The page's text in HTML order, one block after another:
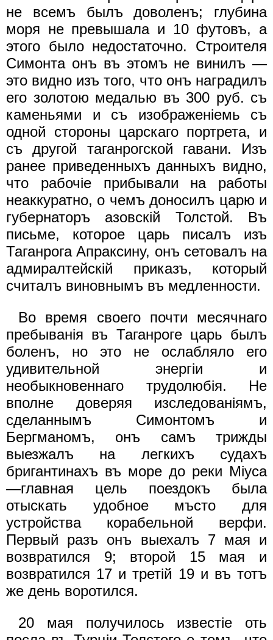
не всемъ былъ доволенъ; глубина
моря не превышала и 10 футовъ, а
этого было недостаточно. Строителя
Симонта онъ въ этомъ не винилъ —
это видно изъ того, что онъ наградилъ
его золотою медалью въ 300 руб. съ
каменьями и съ изображенiемь съ
одной стороны царскаго портрета, и
съ другой таганрогской гавани. Изъ
ранее приведенныхъ данныхъ видно,
что рабочiе прибывали на работы
неаккуратно, о чемъ доносилъ царю и
губернаторъ азовскiй Толстой. Въ
письме, которое царь писалъ изъ
Таганрога Апраксину, онъ сетовалъ на
адмиралтейскiй приказъ, который
считалъ виновнымъ въ медленности.
Во время своего почти месячнаго
пребыванiя въ Таганроге царь былъ
боленъ, но это не ослабляло его
удивительной энергiи и
необыкновеннаго трудолюбiя. Не
вполне доверяя изследованiямъ,
сделаннымъ Симонтомъ и
Бергманомъ, онъ самъ трижды
выезжалъ на легкихъ судахъ
бригантинахъ въ море до реки Miyca
—главная цель поездокъ была
отыскать удобное мъсто для
устройства корабельной верфи.
Первый разъ онъ выехалъ 7 мая и
возвратился 9; второй 15 мая и
возвратился 17 и третiй 19 и въ тотъ
же день воротился.
20 мая получилось известiе оть